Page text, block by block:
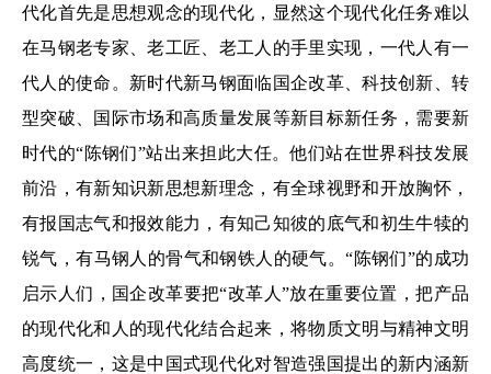
代化首先是思想观念的现代化，显然这个现代化任务难以
在马钢老专家、老工匠、老工人的手里实现，一代人有一
代人的使命。新时代新马钢面临国企改革、科技创新、转
型突破、国际市场和高质量发展等新目标新任务，需要新
时代的“陈钢们”站出来担此大任。他们站在世界科技发展
前沿，有新知识新思想新理念，有全球视野和开放胸怀，
有报国志气和报效能力，有知己知彼的底气和初生牛犊的
锐气，有马钢人的骨气和钢铁人的硬气。“陈钢们”的成功
启示人们，国企改革要把“改革人”放在重要位置，把产品
的现代化和人的现代化结合起来，将物质文明与精神文明
高度统一，这是中国式现代化对智造强国提出的新内涵新